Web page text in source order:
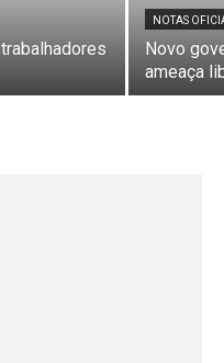
NOTAS
Novo
ameaça